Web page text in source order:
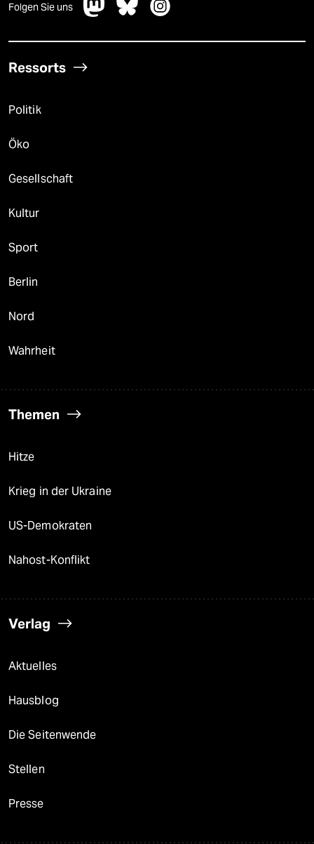
Folgen Sie uns
Ressorts
Politik
Öko
Gesellschaft
Kultur
Sport
Berlin
Nord
Wahrheit
Themen
Hitze
Krieg in der Ukraine
US-Demokraten
Nahost-Konflikt
Verlag
Aktuelles
Hausblog
Die Seitenwende
Stellen
Presse